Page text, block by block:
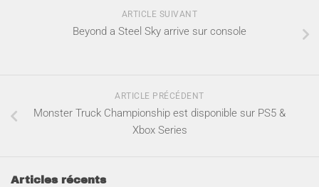
ARTICLE SUIVANT
Beyond a Steel Sky arrive sur console
ARTICLE PRÉCÉDENT
Monster Truck Championship est disponible sur PS5 &
Xbox Series
Articles récents